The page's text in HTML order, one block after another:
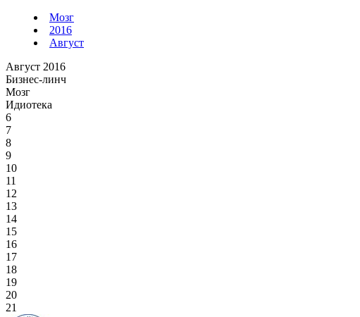
Мозг
2016
Август
Август 2016
Бизнес-линч
Мозг
Идиотека
6
7
8
9
10
11
12
13
14
15
16
17
18
19
20
21